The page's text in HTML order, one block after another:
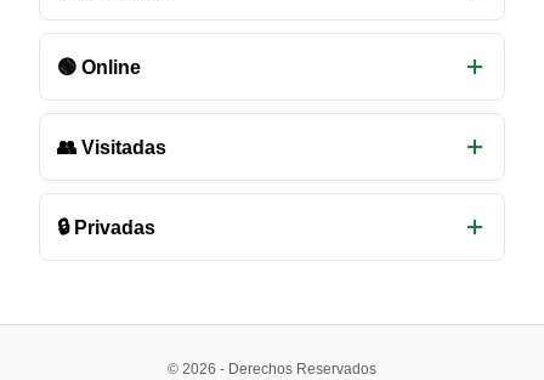
🟢 Online
👥 Visitadas
🔒 Privadas
© 2026 - Derechos Reservados